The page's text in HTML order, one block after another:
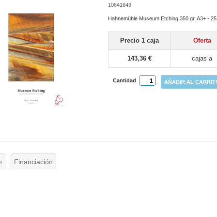
10641649
Hahnemühle Museum Etching 350 gr. A3+ -
Precio 1 caja Oferta
143,36 € cajas a
Cantidad AÑADIR AL
Financiación